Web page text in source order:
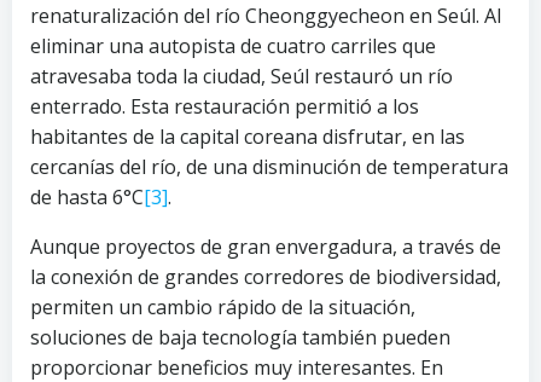
renaturalización del río Cheonggyecheon en Seúl. Al
eliminar una autopista de cuatro carriles que
atravesaba toda la ciudad, Seúl restauró un río
enterrado. Esta restauración permitió a los
habitantes de la capital coreana disfrutar, en las
cercanías del río, de una disminución de temperatura
de hasta 6°C[3].
Aunque proyectos de gran envergadura, a través de
la conexión de grandes corredores de biodiversidad,
permiten un cambio rápido de la situación,
soluciones de baja tecnología también pueden
proporcionar beneficios muy interesantes. En